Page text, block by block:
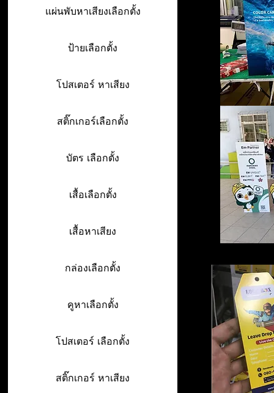
แผ่นพับหาเสียงเลือกตั้ง
ป้ายเลือกตั้ง
โปสเตอร์ หาเสียง
สติ๊กเกอร์เลือกตั้ง
บัตร เลือกตั้ง
เสื้อเลือกตั้ง
เสื้อหาเสียง
กล่องเลือกตั้ง
คูหาเลือกตั้ง
โปสเตอร์ เลือกตั้ง
สติ๊กเกอร์ หาเสียง